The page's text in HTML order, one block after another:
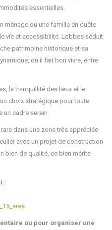
essentielles.
ménage ou une famille en quête
vie et accessibilité. Lobbes séduit
patrimoine historique et sa
où il fait bon vivre, entre
la tranquillité des lieux et le
choix stratégique pour toute
cadre serein.
dans une zone très appréciée
avec un projet de construction
bien de qualité, ce bien mérite
:
ou pour organiser une